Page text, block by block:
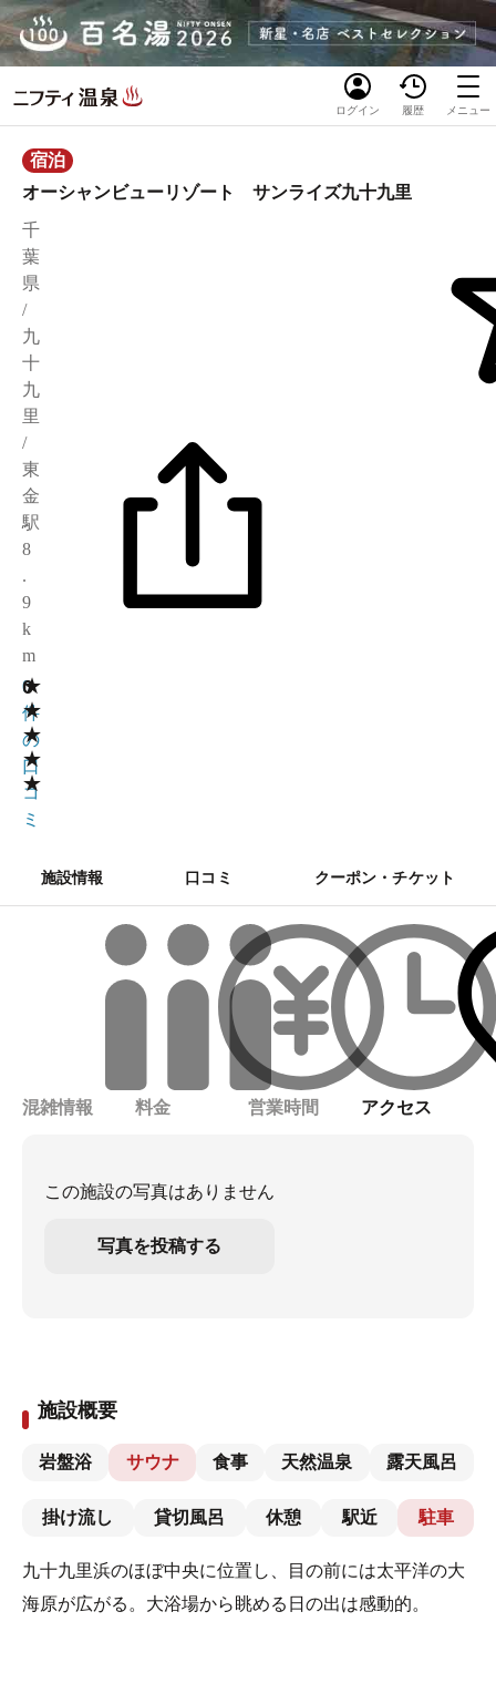
ログイン 履歴 メニュー
宿泊
オーシャンビューリゾート サンライズ九十九里
千
葉
県
/
九
十
九
里
/
東
金
駅
8
.
9
k
m
★
★
★
★
★
0
0
件
の
口
コ
ミ
施設情報 口コミ クーポン・チケット
混雑情報 料金 営業時間 アクセス
この施設の写真はありません
写真を投稿する
施設概要
岩盤浴 サウナ 食事 天然温泉 露天風呂
掛け流し 貸切風呂 休憩 駅近 駐車
九十九里浜のほぼ中央に位置し、目の前には太平洋の大
海原が広がる。大浴場から眺める日の出は感動的。